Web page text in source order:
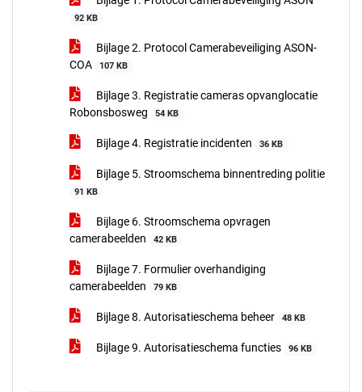
92 KB
Bijlage 2. Protocol Camerabeveiliging ASON-
COA
107 KB
Bijlage 3. Registratie cameras opvanglocatie
Robonsbosweg
54 KB
Bijlage 4. Registratie incidenten 36 KB
Bijlage 5. Stroomschema binnentreding politie
91 KB
Bijlage 6. Stroomschema opvragen
camerabeelden
42 KB
Bijlage 7. Formulier overhandiging
camerabeelden
79 KB
Bijlage 8. Autorisatieschema beheer 48 KB
Bijlage 9. Autorisatieschema functies 96 KB